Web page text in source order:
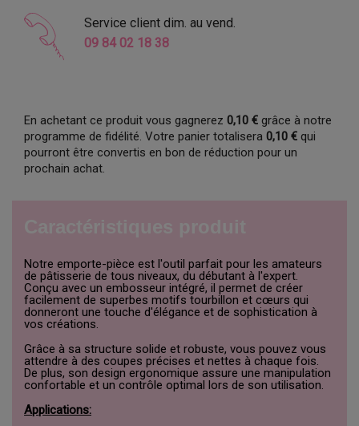
Service client dim. au vend.
09 84 02 18 38
En achetant ce produit vous gagnerez 0,10 € grâce à notre
programme de fidélité. Votre panier totalisera 0,10 € qui
pourront être convertis en bon de réduction pour un
prochain achat.
Notre emporte-pièce est l'outil parfait pour les amateurs
de pâtisserie de tous niveaux, du débutant à l'expert.
Conçu avec un embosseur intégré, il permet de créer
facilement de superbes motifs tourbillon et cœurs qui
donneront une touche d'élégance et de sophistication à
vos créations.
Grâce à sa structure solide et robuste, vous pouvez vous
attendre à des coupes précises et nettes à chaque fois.
De plus, son design ergonomique assure une manipulation
confortable et un contrôle optimal lors de son utilisation.
Applications: